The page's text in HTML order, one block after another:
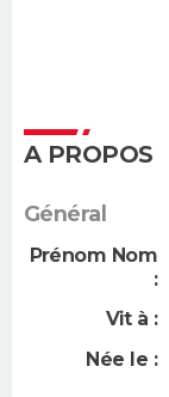
A PROPOS
Général
Prénom Nom
:
Vit à :
Née le :